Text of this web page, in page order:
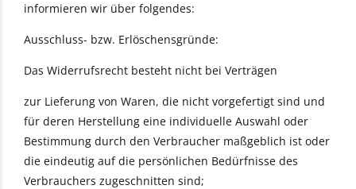
informieren wir über folgendes:
Ausschluss- bzw. Erlöschensgründe:
Das Widerrufsrecht besteht nicht bei Verträgen
zur Lieferung von Waren, die nicht vorgefertigt sind und
für deren Herstellung eine individuelle Auswahl oder
Bestimmung durch den Verbraucher maßgeblich ist oder
die eindeutig auf die persönlichen Bedürfnisse des
Verbrauchers zugeschnitten sind;